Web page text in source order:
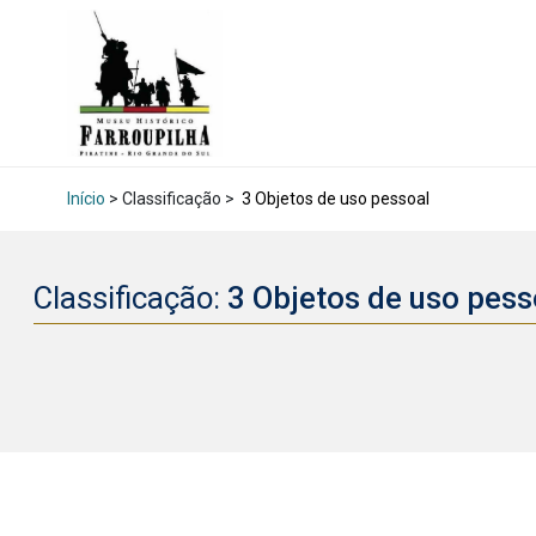
Início > Classificação > 3 Objetos de uso pessoal
Classificação: 3 Objetos de uso